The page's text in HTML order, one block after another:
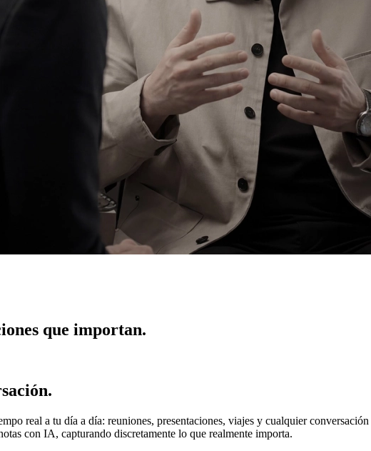
que importan.
real a tu día a día: reuniones, presentaciones, viajes y cualquier
con IA, capturando discretamente lo que realmente importa.